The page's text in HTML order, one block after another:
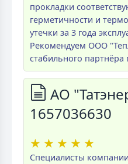
прокладки
герметичности и
утечки за 3 года
Рекомендуем ООО
стабильного партнёра
АО
1657036630
★ ★ ★ ★ ★
Специалисты